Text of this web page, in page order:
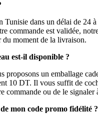
Tunisie dans un délai de 24 à
commande est validée,
moment de la livraison.
est-il disponible ?
proposons un emballage
10 DT. Il vous suffit de
commande ou de le signaler
mon code promo fidélité ?